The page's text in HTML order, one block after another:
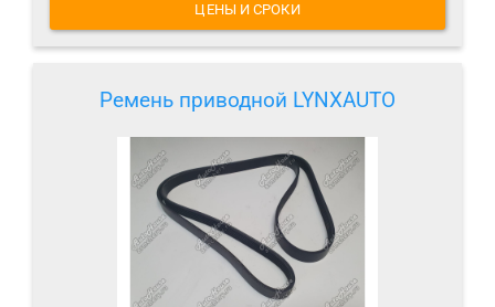
ЦЕНЫ И СРОКИ
Ремень приводной LYNXAUTO